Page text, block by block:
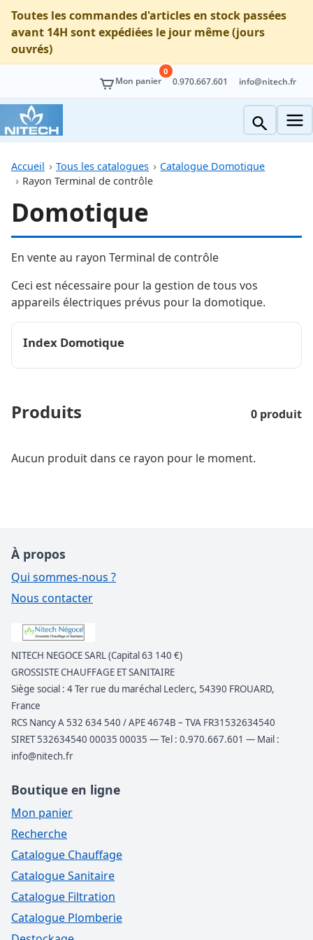
Toutes les commandes d'articles en stock passées
avant 14H sont expédiées le jour même (jours
ouvrés)
Mon panier
0
0.970.667.601 info@nitech.fr
Accueil Tous les catalogues
Catalogue Domotique
Rayon Terminal de contrôle
Domotique
En vente au rayon Terminal de contrôle
Ceci est nécessaire pour la gestion de tous vos
appareils électriques prévus pour la domotique.
Index Domotique
Produits 0 produit
Aucun produit dans ce rayon pour le moment.
À propos
Qui sommes-nous ?
Nous contacter
NITECH NEGOCE SARL (Capital 63 140 €)
GROSSISTE CHAUFFAGE ET SANITAIRE
Siège social : 4 Ter rue du maréchal Leclerc, 54390 FROUARD,
France
RCS Nancy A 532 634 540 / APE 4674B – TVA FR31532634540
SIRET 532634540 00035 00035 — Tel : 0.970.667.601 — Mail :
info@nitech.fr
Boutique en ligne
Mon panier
Recherche
Catalogue Chauffage
Catalogue Sanitaire
Catalogue Filtration
Catalogue Plomberie